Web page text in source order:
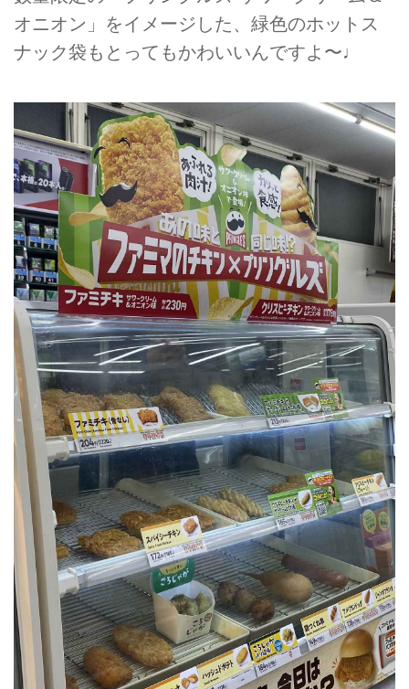
オニオン」をイメージした、緑色のホットス
ナック袋もとってもかわいいんですよ〜♩